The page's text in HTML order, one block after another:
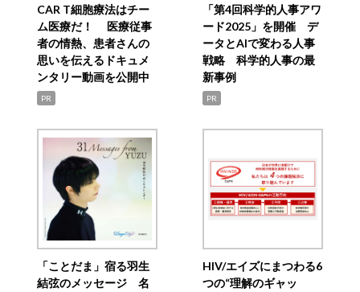
CAR T細胞療法はチー
ム医療だ！ 医療従事
者の情熱、患者さんの
思いを伝えるドキュメ
ンタリー動画を公開中
PR
「第4回科学的人事アワ
ード2025」を開催 デ
ータとAIで変わる人事
戦略 科学的人事の最
新事例
PR
「ことだま」宿る羽生
結弦のメッセージ 名
HIV/エイズにまつわる6
つの“理解のギャッ